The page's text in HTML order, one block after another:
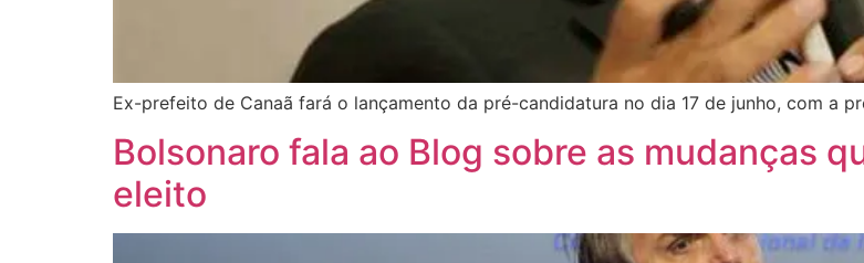
Ex-prefeito de Canaã fará o lançamento da pré-candidatura no dia 17 de junho, com a
Bolsonaro fala ao Blog sobre as mudanças
eleito